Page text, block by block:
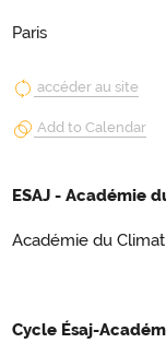
Paris
accéder au site
Add to Calendar
ESAJ - Académie
Académie du
Cycle Ésaj-